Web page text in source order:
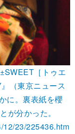
［トゥエ
（東京ニュース
に。裏表紙を櫻
が分かった。
12/23/225436.htm